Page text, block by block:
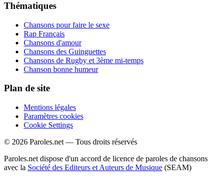
Thématiques
Chansons pour faire le sexe
Rap Français
Chansons d'amour
Chansons des Guinguettes
Chansons de Rugby et 3ème mi-temps
Chanson bonne humeur
Plan de site
Mentions légales
Paramètres cookies
Cookie Settings
© 2026 Paroles.net — Tous droits réservés
Paroles.net dispose d'un accord de licence de paroles de chansons
avec la Société des Editeurs et Auteurs de Musique (SEAM)